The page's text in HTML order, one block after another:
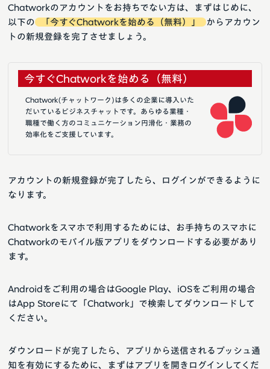
Chatworkのアカウントをお持ちでない方は、まずはじめに、
以下の
「今すぐChatworkを始める（無料）」
からアカウン
トの新規登録を完了させましょう。
今すぐChatworkを始める（無料）
Chatwork(チャットワーク)は多くの企業に導入いた
だいているビジネスチャットです。あらゆる業種・
職種で働く方のコミュニケーション円滑化・業務の
効率化をご支援しています。
アカウントの新規登録が完了したら、ログインができるように
なります。
Chatworkをスマホで利用するためには、お手持ちのスマホに
Chatworkのモバイル版アプリをダウンロードする必要があり
ます。
Androidをご利用の場合はGoogle Play、iOSをご利用の場合
はApp Storeにて「Chatwork」で検索してダウンロードして
ください。
ダウンロードが完了したら、アプリから送信されるプッシュ通
知を有効にするために、まずはアプリを開きログインしてくだ